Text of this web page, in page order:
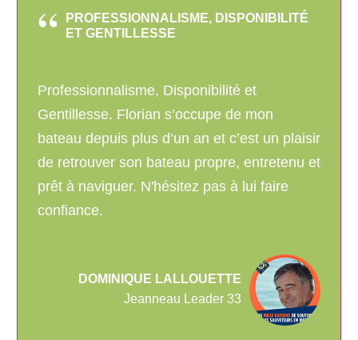
PROFESSIONNALISME, DISPONIBILITÉ
ET GENTILLESSE
Professionnalisme, Disponibilité et
Gentillesse. Florian s’occupe de mon
bateau depuis plus d’un an et c’est un plaisir
de retrouver son bateau propre, entretenu et
prêt à naviguer. N'hésitez pas à lui faire
confiance.
DOMINIQUE LALLOUETTE
Jeanneau Leader 33